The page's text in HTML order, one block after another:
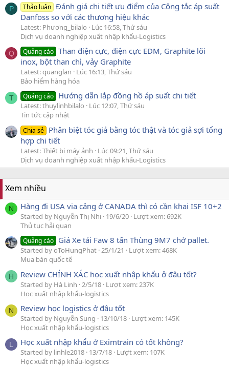
P Thảo luận Đánh giá chi tiết ưu điểm của Công tắc áp suất
Danfoss so với các thương hiệu khác
Latest: Phương_bilalo
Lúc 16:58, Thứ sáu
Dịch vụ doanh nghiệp xuất nhập khẩu-Logistics
Q Quảng cáo Than điện cực, điện cực EDM, Graphite lõi
inox, bột than chì, vảy Graphite
Latest: quanglan
Lúc 16:13, Thứ sáu
Bảo hiểm hàng hóa
T Quảng cáo Hướng dẫn lắp đồng hồ áp suất chi tiết
Latest: thuylinhbilalo
Lúc 12:07, Thứ sáu
Tin tức cập nhật
Chia sẻ Phân biệt tóc giả bằng tóc thật và tóc giả sợi tổng
hợp chi tiết
Latest: Thiết bị máy ảnh
Lúc 09:21, Thứ sáu
Dịch vụ doanh nghiệp xuất nhập khẩu-Logistics
Xem nhiều
N Hàng đi USA via cảng ở CANADA thì có cần khai ISF 10+2
Started by Nguyễn Thị Nhi 19/6/20 Lượt xem: 692K
Thủ tục hải quan
Quảng cáo Giá Xe tải Faw 8 tấn Thùng 9M7 chở pallet.
Started by oToHungPhat 25/1/21
Lượt xem: 468K
Mua bán quốc tế
H Review CHÍNH XÁC học xuất nhập khẩu ở đâu tốt?
Started by Hà Linh 2/5/18 Lượt xem: 237K
Học xuất nhập khẩu-logistics
N Review học logistics ở đâu tốt
Started by Nguyễn Sung 13/10/18 Lượt xem: 145K
Học xuất nhập khẩu-logistics
L Học xuất nhập khẩu ở Eximtrain có tốt không?
Started by linhle2018 13/7/18 Lượt xem: 107K
Học xuất nhập khẩu-logistics